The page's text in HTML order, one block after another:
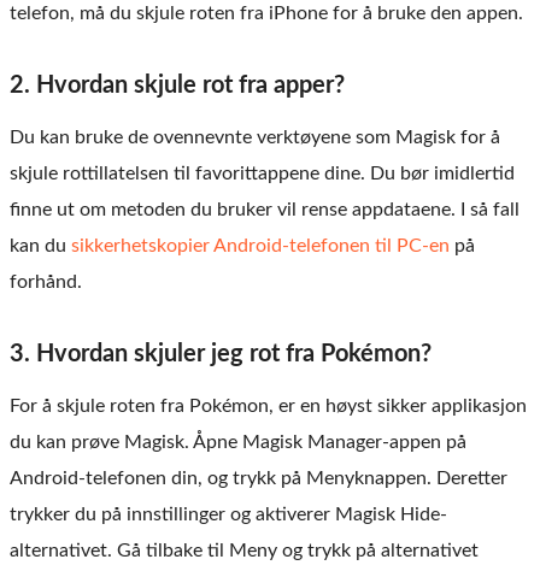
telefon, må du skjule roten fra iPhone for å bruke den appen.
2. Hvordan skjule rot fra apper?
Du kan bruke de ovennevnte verktøyene som Magisk for å
skjule rottillatelsen til favorittappene dine. Du bør imidlertid
finne ut om metoden du bruker vil rense appdataene. I så fall
kan du sikkerhetskopier Android-telefonen til PC-en på
forhånd.
3. Hvordan skjuler jeg rot fra Pokémon?
For å skjule roten fra Pokémon, er en høyst sikker applikasjon
du kan prøve Magisk. Åpne Magisk Manager-appen på
Android-telefonen din, og trykk på Menyknappen. Deretter
trykker du på innstillinger og aktiverer Magisk Hide-
alternativet. Gå tilbake til Meny og trykk på alternativet